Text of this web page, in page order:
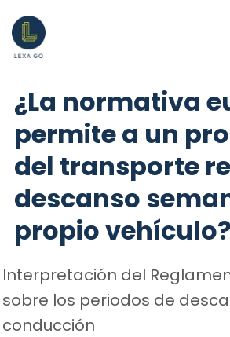
¿La normativa
permite a un
del transporte
descanso
propio vehículo?
Interpretación del
sobre los periodos de
conducción